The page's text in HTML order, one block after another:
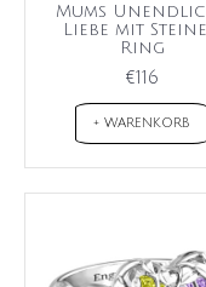
Mums
Liebe mit
Ring
€116
+ WARENKORB